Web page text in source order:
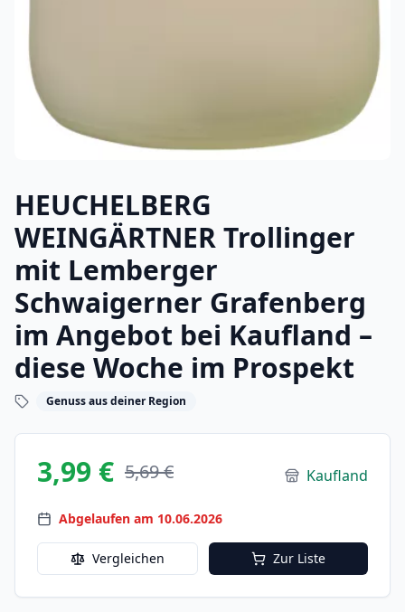
HEUCHELBERG
WEINGÄRTNER Trollinger
mit Lemberger
Schwaigerner Grafenberg
im Angebot bei Kaufland –
diese Woche im Prospekt
Genuss aus deiner Region
3,99 € 5,69 € Kaufland
Abgelaufen am 10.06.2026
Vergleichen Zur Liste